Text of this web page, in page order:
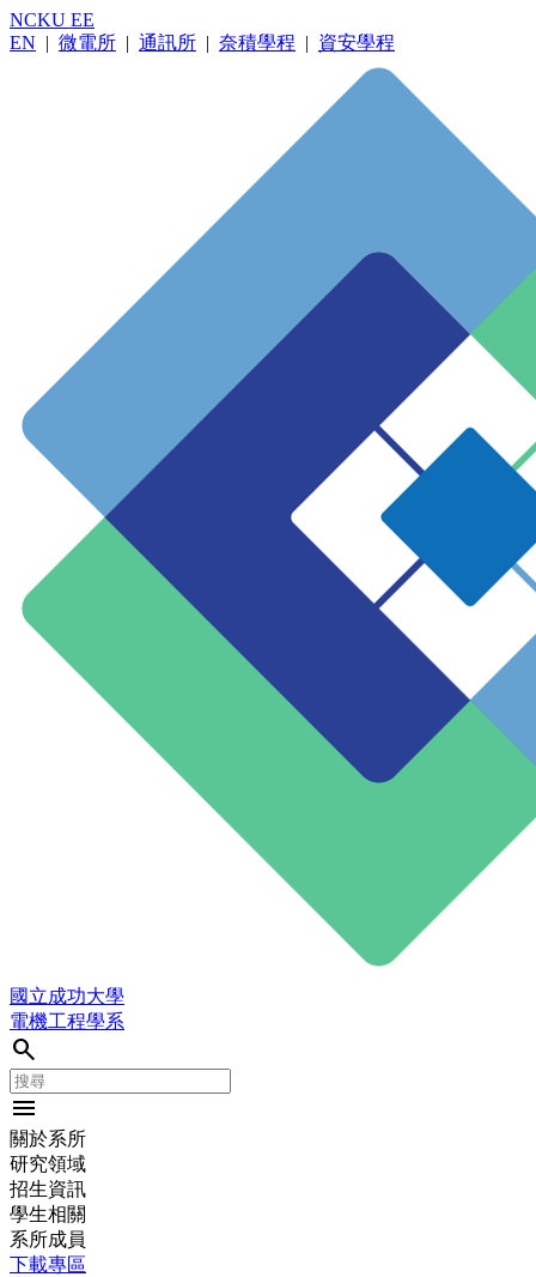
NCKU EE
EN | 微電所 | 通訊所 | 奈積學程 | 資安學程
國立成功大學
電機工程學系
search
menu
關於系所
研究領域
招生資訊
學生相關
系所成員
下載專區